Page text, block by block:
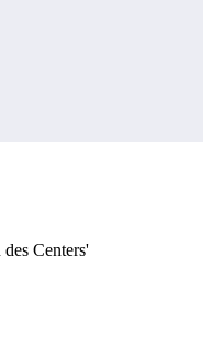
Centers'